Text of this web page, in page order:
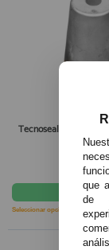
Tecnoseal Ánodo Eje
D.60
Seleccionar opción
que
de